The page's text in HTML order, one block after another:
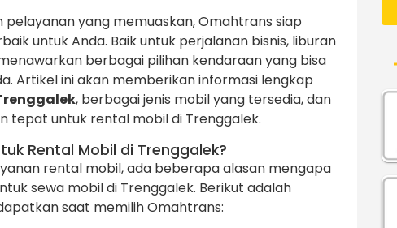
yang memuaskan, Omahtrans siap
untuk Anda. Baik untuk perjalanan bisnis, liburan
berbagai pilihan kendaraan yang bisa
Artikel ini akan memberikan informasi lengkap
, berbagai jenis mobil yang tersedia, dan
tepat untuk rental mobil di Trenggalek.
Rental Mobil di Trenggalek?
rental mobil, ada beberapa alasan mengapa
sewa mobil di Trenggalek. Berikut adalah
saat memilih Omahtrans: